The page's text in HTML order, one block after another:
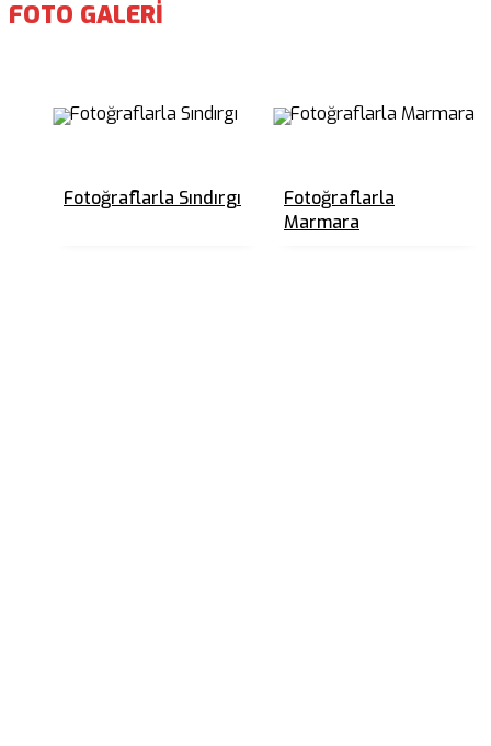
FOTO GALERİ
Fotoğraflarla Sındırgı
Fotoğraflarla
Marmara